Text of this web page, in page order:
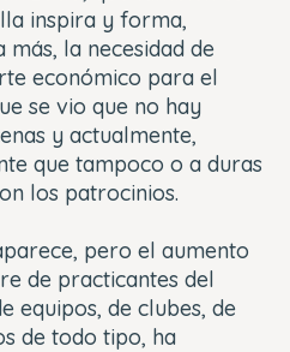
inspira y forma,
más, la necesidad de
económico para el
se vio que no hay
y actualmente,
que tampoco o a duras
los patrocinios.
pero el aumento
de practicantes del
equipos, de clubes, de
de todo tipo, ha